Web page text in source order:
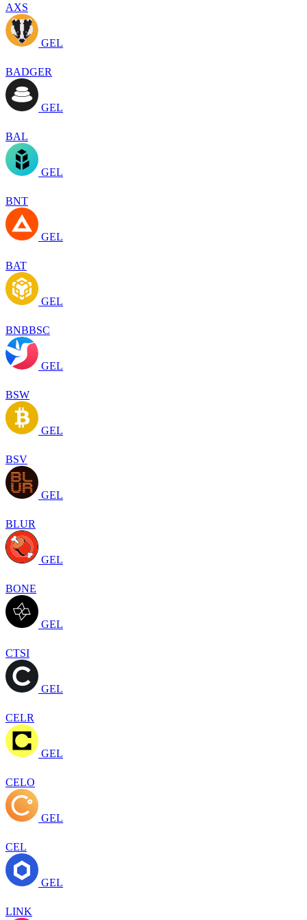
AXS
GEL
BADGER
GEL
BAL
GEL
BNT
GEL
BAT
GEL
BNBBSC
GEL
BSW
GEL
BSV
GEL
BLUR
GEL
BONE
GEL
CTSI
GEL
CELR
GEL
CELO
GEL
CEL
GEL
LINK